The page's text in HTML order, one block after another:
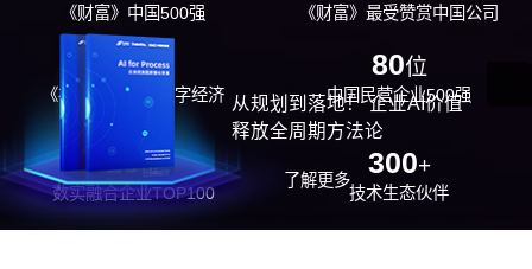
《财富》中国500强 《财富》最受赞赏中国公司
29位
《福布斯》中国数字经济
100强
80位
中国民营企业500强
26位
数实融合企业TOP100
300+
技术生态伙伴
从规划到落地！ 企业AI价值
释放全周期方法论
了解更多